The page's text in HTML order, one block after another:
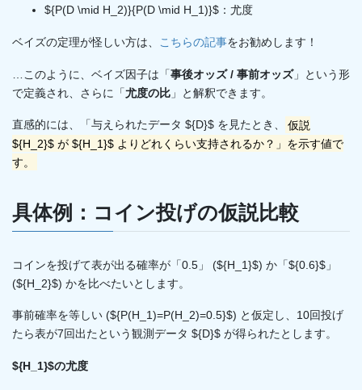
${P(D \mid H_2)}{P(D \mid H_1)}$：尤度
ベイズの定理が怪しい方は、 こちらの記事をお勧めします！
…このように、ベイズ因子は「事後オッズ / 事前オッズ」という形
で定義され、さらに「尤度の比 」と解釈できます。
直感的には、「与えられたデータ ${D}$ を見たとき、
仮説
${H_2}$ が ${H_1}$​ よりどれくらい支持されるか？」を示す値で
す。
具体例：コイン投げの仮説比較
コインを投げて表が出る確率が「0.5」 (${H_1}$) か「${0.6}$」
(${H_2}$​) かを比べたいとします。
事前確率を等しい (${P(H_1)=P(H_2)=0.5}$) と仮定し、10回投げ
たら表が7回出たという観測データ ${D}$ が得られたとします。
${H_1}$の尤度